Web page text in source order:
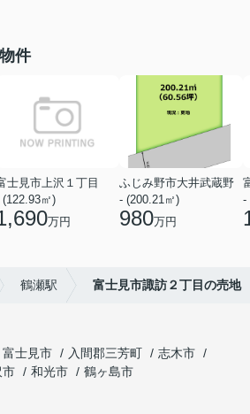
件
士見市上沢１丁目
(122.93㎡)
万円
ふじみ野市大井武蔵野
- (200.21㎡)
980万円
-
鶴瀬駅 富士見市諏訪２丁目の売地
富士見市 入間郡三芳町
志木市
市 和光市
鶴ヶ島市